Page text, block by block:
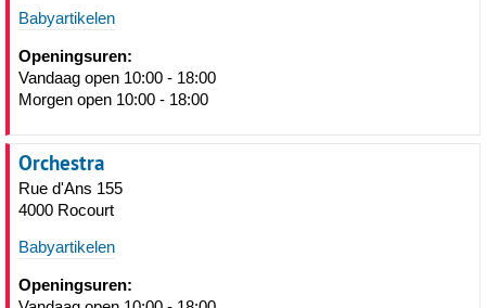
Babyartikelen
Openingsuren:
Vandaag open 10:00 - 18:00
Morgen open 10:00 - 18:00
Orchestra
Rue d'Ans 155
4000 Rocourt
Babyartikelen
Openingsuren: